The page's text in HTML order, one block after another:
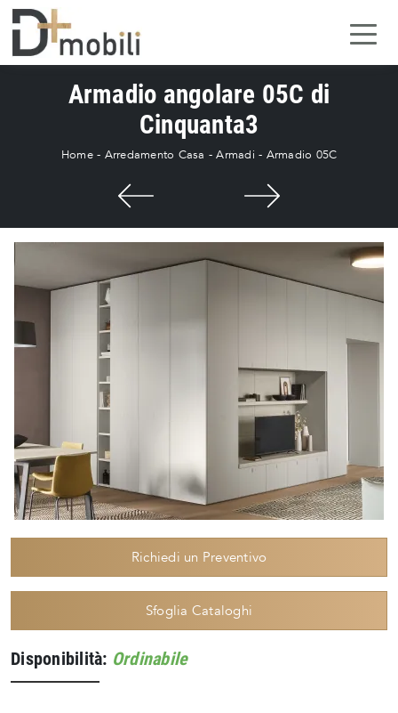
Armadio angolare 05C di
Cinquanta3
Home- Arredamento Casa -Armadi - Armadio 05C
Richiedi un Preventivo
Sfoglia Cataloghi
Disponibilità: Ordinabile